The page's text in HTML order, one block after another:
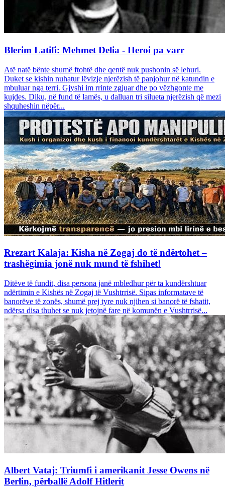
Blerim Latifi: Mehmet Delia - Heroi pa varr
Atë natë bënte shumë ftohtë dhe qentë nuk pushonin së lehuri.
Duket se kishin nuhatur lëvizje njerëzish të panjohur në katundin e
mbuluar nga terri. Gjyshi im rrinte zgjuar dhe po vëzhgonte me
kujdes. Diku, në fund të lamës, u dalluan tri silueta njerëzish që mezi
shquheshin nëpër...
Rrezart Kalaja: Kisha në Zogaj do të ndërtohet –
trashëgimia jonë nuk mund të fshihet!
Ditëve të fundit, disa persona janë mbledhur për ta kundërshtuar
ndërtimin e Kishës në Zogaj të Vushtrrisë. Sipas informatave të
banorëve të zonës, shumë prej tyre nuk njihen si banorë të fshatit,
ndërsa disa thuhet se nuk jetojnë fare në komunën e Vushtrrisë...
Albert Vataj: Triumfi i amerikanit Jesse Owens në
Berlin, përballë Adolf Hitlerit